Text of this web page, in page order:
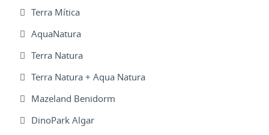
Terra Mítica
AquaNatura
Terra Natura
Terra Natura + Aqua Natura
Mazeland Benidorm
DinoPark Algar